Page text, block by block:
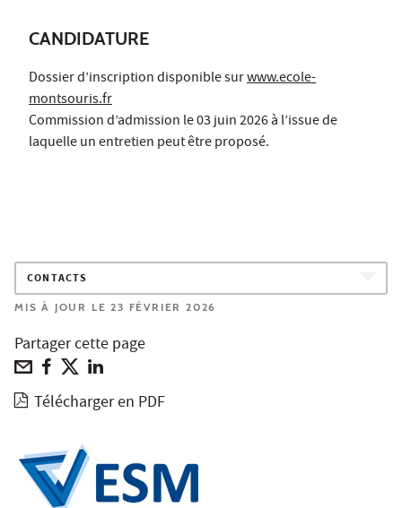
CANDIDATURE
Dossier d’inscription disponible surwww.ecole-
montsouris.fr
Commission d’admission le 03 juin 2026 à l’issue de
laquelle un entretien peut être proposé.
CONTACTS
MIS À JOUR LE 23 FÉVRIER 2026
Partager cette page
Télécharger en PDF